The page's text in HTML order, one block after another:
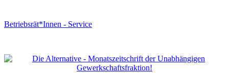
Betriebsrät*Innen - Service